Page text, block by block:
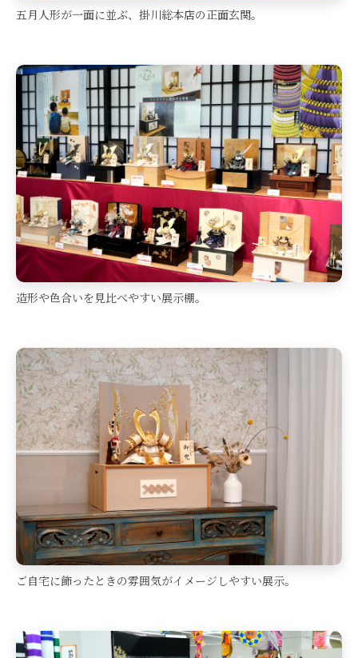
五月人形が一面に並ぶ、掛川総本店の正面玄関。
造形や色合いを見比べやすい展示棚。
ご自宅に飾ったときの雰囲気がイメージしやすい展示。